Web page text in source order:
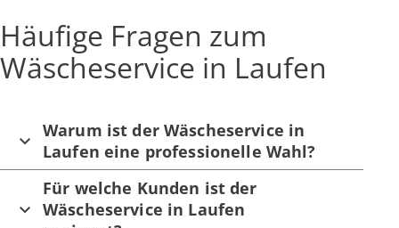
Häufige Fragen zum
Wäscheservice in Laufen
Warum ist der Wäscheservice in
Laufen eine professionelle Wahl?
Für welche Kunden ist der
Wäscheservice in Laufen